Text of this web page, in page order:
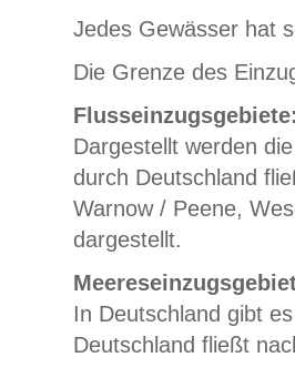
Jedes Gewässer hat
Die Grenze des
Dargestellt werden
durch Deutschland
Warnow / Peene,
dargestellt.
In Deutschland gibt
Deutschland fließt